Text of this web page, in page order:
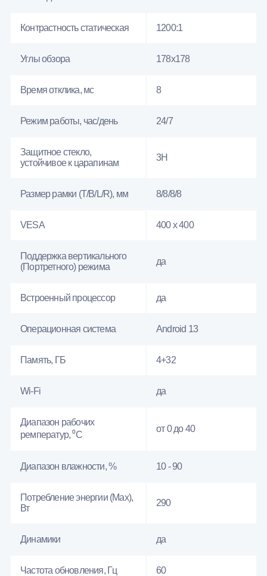
Контрастность статическая 1200:1
Углы обзора 178x178
Время отклика, мс 8
Режим работы, час/день 24/7
Защитное стекло,
устойчивое к царапинам
3H
Размер рамки (T/B/L/R), мм 8/8/8/8
VESA 400 x 400
Поддержка вертикального
(Портретного) режима
да
Встроенный процессор да
Операционная система Android 13
Память, ГБ 4+32
Wi-Fi да
Диапазон рабочих
ремператур, ⁰С
от 0 до 40
Диапазон влажности, % 10 - 90
Потребление энергии (Max),
Вт
290
Динамики да
Частота обновления, Гц 60